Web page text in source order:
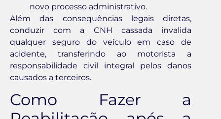
novo processo administrativo.
Além das consequências legais diretas,
conduzir com a CNH cassada invalida
qualquer seguro do veículo em caso de
acidente, transferindo ao motorista a
responsabilidade civil integral pelos danos
causados a terceiros.
Como Fazer a